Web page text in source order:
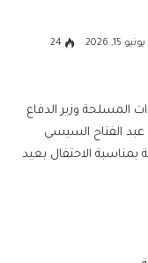
2026
24
المسلحة وزير الدفاع
عبد الفتاح السيسي
بمناسبة الاحتفال بعيد